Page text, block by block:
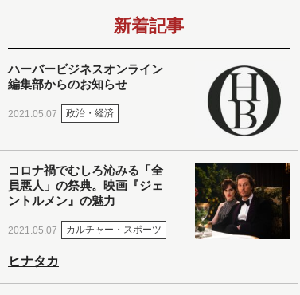
新着記事
ハーバービジネスオンライン
編集部からのお知らせ
2021.05.07 政治・経済
コロナ禍でむしろ沁みる「全
員悪人」の祭典。映画『ジェ
ントルメン』の魅力
2021.05.07 カルチャー・スポーツ
ヒナタカ